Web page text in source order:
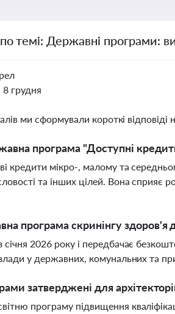
темі: Державні програми:
8 грудня
ми сформували короткі відповіді
програма "Доступні
кредити мікро-, малому та
та інших цілей. Вона
програма скринінгу здоров'я
січня 2026 року і передбачає
у державних, комунальних та
затверджені для
програму підвищення